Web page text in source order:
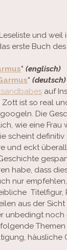
und
erste Buch
* (englisch)
* (deutsch)
auf
Zott ist so real
googeln. Die
wie eine
scheint
und eckt
habe, dass
nur
Titelfigur,
aus der
unbedingt noch
häusliche